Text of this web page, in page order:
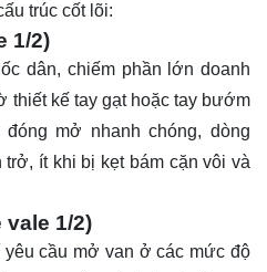
trúc cốt lõi:
1/2)
dân, chiếm phần lớn doanh
thiết kế tay gạt hoặc tay bướm
mở nhanh chóng, dòng
ít khi bị kẹt bám cặn vôi và
vale 1/2)
cầu mở van ở các mức độ